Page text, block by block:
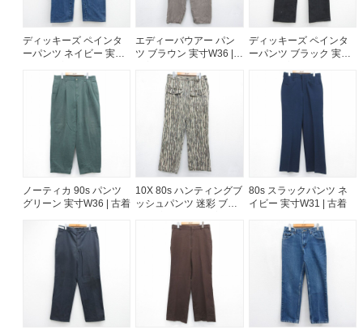
会員登録
メルマガ登録
会社概要
店舗一覧
古着卸売
特定商取引法に基づく表示
プライバシーポリシー
お問い合わせ
ディッキーズ ペインタ
ーパンツ ネイビー 実寸
エディーバウアー パン
ツ ブラウン 実寸W36 |
ディッキーズ ペインタ
ーパンツ ブラック 実寸
ノーティカ 90s パンツ
グリーン 実寸W36 | 古着
10X 80s ハンティングブ
ッシュパンツ 迷彩 ブラ
80s スラックパンツ ネ
イビー 実寸W31 | 古着